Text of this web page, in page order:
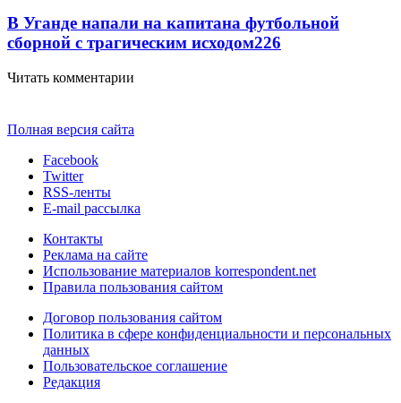
В Уганде напали на капитана футбольной
сборной с трагическим исходом226
Читать комментарии
Полная версия сайта
Facebook
Twitter
RSS-ленты
E-mail рассылка
Контакты
Реклама на сайте
Использование материалов korrespondent.net
Правила пользования сайтом
Договор пользования сайтом
Политика в сфере конфиденциальности и персональных
данных
Пользовательское соглашение
Редакция